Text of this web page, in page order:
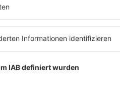
Patienten so genau wie
gewährleistet werden.
in insgesamt 62 Stadtteile
einen orthopädischen
nehmen. Gerade für